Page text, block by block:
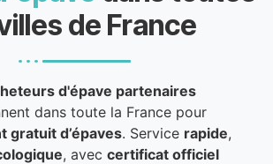
de France
d'épave partenaires
dans toute la France pour
gratuit d’épaves. Service rapide,
, avec certificat officiel